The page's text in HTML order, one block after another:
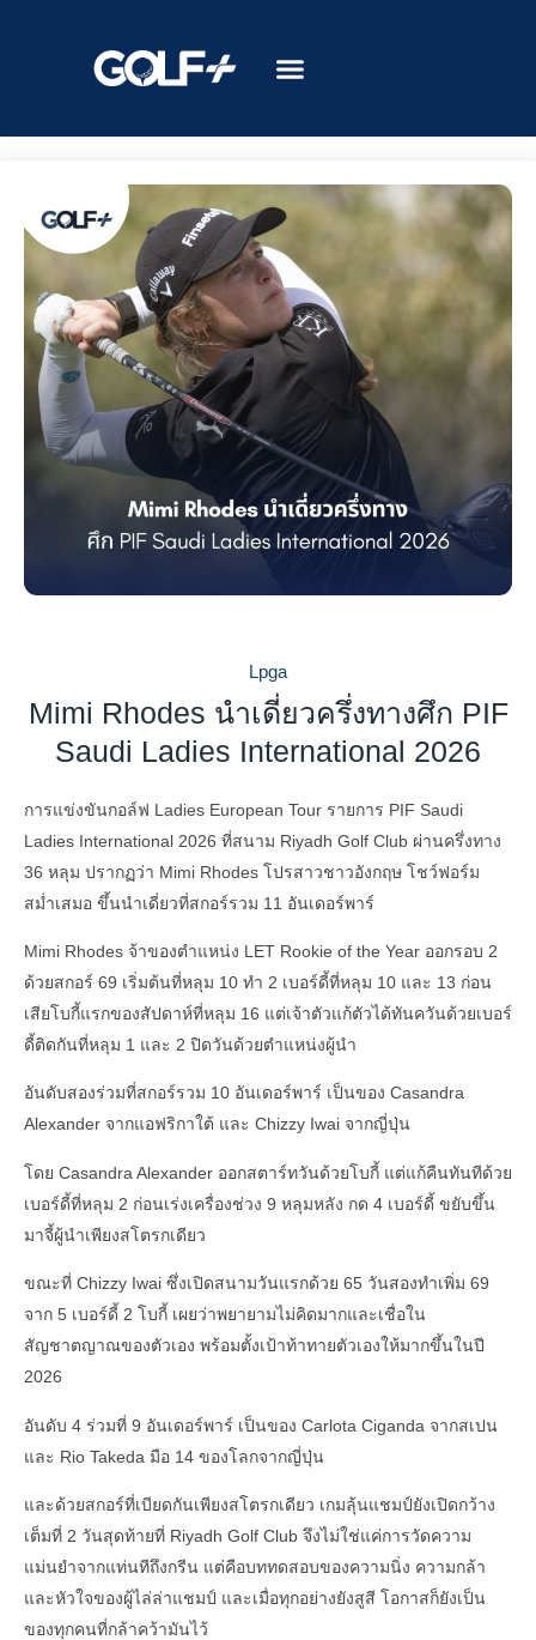
Lpga
Mimi Rhodes นำเดี่ยวครึ่งทางศึก PIF
Saudi Ladies International 2026
การแข่งขันกอล์ฟ Ladies European Tour รายการ PIF Saudi
Ladies International 2026 ที่สนาม Riyadh Golf Club ผ่านครึ่งทาง
36 หลุม ปรากฏว่า Mimi Rhodes โปรสาวชาวอังกฤษ โชว์ฟอร์ม
สม่ำเสมอ ขึ้นนำเดี่ยวที่สกอร์รวม 11 อันเดอร์พาร์
Mimi Rhodes จ้าของตำแหน่ง LET Rookie of the Year ออกรอบ 2
ด้วยสกอร์ 69 เริ่มต้นที่หลุม 10 ทำ 2 เบอร์ดี้ที่หลุม 10 และ 13 ก่อน
เสียโบกี้แรกของสัปดาห์ที่หลุม 16 แต่เจ้าตัวแก้ตัวได้ทันควันด้วยเบอร์
ดี้ติดกันที่หลุม 1 และ 2 ปิดวันด้วยตำแหน่งผู้นำ
อันดับสองร่วมที่สกอร์รวม 10 อันเดอร์พาร์ เป็นของ Casandra
Alexander จากแอฟริกาใต้ และ Chizzy Iwai จากญี่ปุ่น
โดย Casandra Alexander ออกสตาร์ทวันด้วยโบกี้ แต่แก้คืนทันทีด้วย
เบอร์ดี้ที่หลุม 2 ก่อนเร่งเครื่องช่วง 9 หลุมหลัง กด 4 เบอร์ดี้ ขยับขึ้น
มาจี้ผู้นำเพียงสโตรกเดียว
ขณะที่ Chizzy Iwai ซึ่งเปิดสนามวันแรกด้วย 65 วันสองทำเพิ่ม 69
จาก 5 เบอร์ดี้ 2 โบกี้ เผยว่าพยายามไม่คิดมากและเชื่อใน
สัญชาตญาณของตัวเอง พร้อมตั้งเป้าท้าทายตัวเองให้มากขึ้นในปี
2026
อันดับ 4 ร่วมที่ 9 อันเดอร์พาร์ เป็นของ Carlota Ciganda จากสเปน
และ Rio Takeda มือ 14 ของโลกจากญี่ปุ่น
และด้วยสกอร์ที่เบียดกันเพียงสโตรกเดียว เกมลุ้นแชมป์ยังเปิดกว้าง
เต็มที่ 2 วันสุดท้ายที่ Riyadh Golf Club จึงไม่ใช่แค่การวัดความ
แม่นยำจากแท่นทีถึงกรีน แต่คือบททดสอบของความนิ่ง ความกล้า
และหัวใจของผู้ไล่ล่าแชมป์ และเมื่อทุกอย่างยังสูสี โอกาสก็ยังเป็น
ของทุกคนที่กล้าคว้ามันไว้